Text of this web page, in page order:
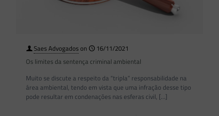
Saes Advogadoson
16/11/2021
Os limites da sentença criminal ambiental
Muito se discute a respeito da “tripla” responsabilidade na
área ambiental, tendo em vista que uma infração desse tipo
pode resultar em condenações nas esferas civil, […]